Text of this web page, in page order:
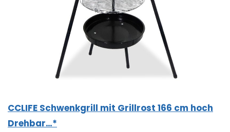
CCLIFE Schwenkgrill mit Grillrost 166 cm hoch
Drehbar…*